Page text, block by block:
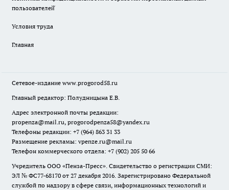
пользователей̆
Условия труда
Главная
Сетевое-издание www.progorod58.ru
Главный редактор: Полудницына Е.В.
Адрес электронной почты редакции:
propenza@mail.ru, progorodpenza58@yandex.ru
Телефоны редакции: +7 (964) 863 31 33
Размещение рекламы: vpenze.ru@mail.ru
Телефон коммерческого отдела: +7 (902) 205 50 66
Учредитель ООО «Пенза-Пресс». Свидетельство о регистрации СМИ:
ЭЛ № ФС77-68170 от 27 декабря 2016. Зарегистрировано Федеральной
службой по надзору в сфере связи, информационных технологий и